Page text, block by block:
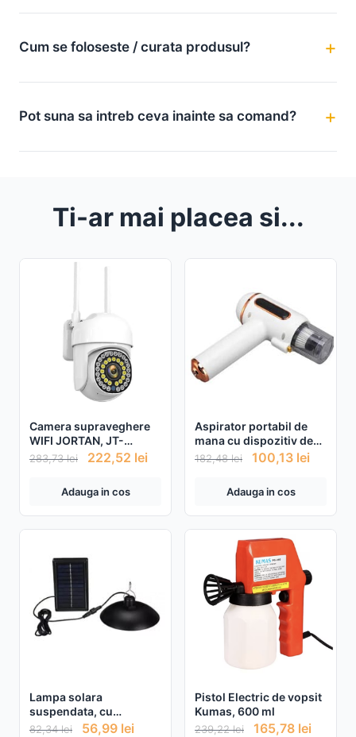
Cum se foloseste / curata produsul?
Pot suna sa intreb ceva inainte sa comand?
Ti-ar mai placea si...
Camera supraveghere
WIFI JORTAN, JT-
8161QJ, IP66, HD
wireless, 2 MP, 1920 X
283,73lei 222,52 lei
Adauga in cos
Aspirator portabil de
mana cu dispozitiv de
indepartare a
acarienilor cu lampa UV
182,48lei 100,13 lei
Adauga in cos
Lampa solara
suspendata, cu
telecomanda, 90 Lm/W
82,34lei 56,99 lei
Pistol Electric de vopsit
Kumas, 600 ml
239,22lei 165,78 lei